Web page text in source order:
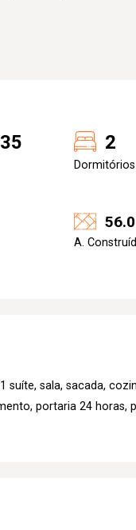
2
Dormitórios
A.
sala, sacada,
portaria 24 horas,